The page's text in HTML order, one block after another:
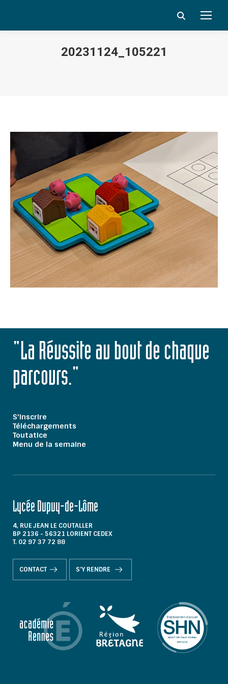
Search:
20231124_105221
"La Réussite au bout de chaque
parcours."
S'inscrire
Téléchargements
Toutatice
Menu de la semaine
Lycée Dupuy-de-Lôme
4, RUE JEAN LE COUTALLER
BP 2136 - 56321 LORIENT CEDEX
T. 02 97 37 72 88
CONTACT S'Y RENDRE